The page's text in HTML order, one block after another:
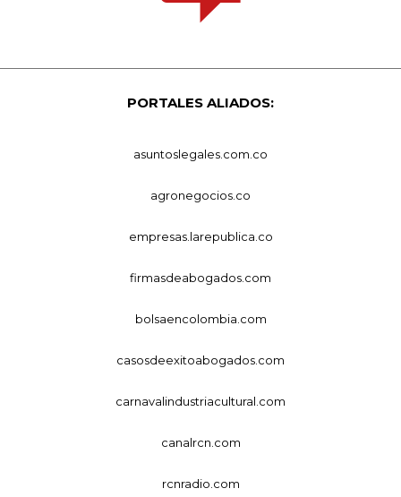
PORTALES ALIADOS:
asuntoslegales.com.co
agronegocios.co
empresas.larepublica.co
firmasdeabogados.com
bolsaencolombia.com
casosdeexitoabogados.com
carnavalindustriacultural.com
canalrcn.com
rcnradio.com